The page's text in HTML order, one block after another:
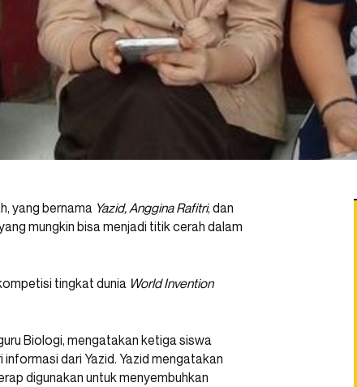
yang bernama Yazid, Anggina Rafitri, dan
mungkin bisa menjadi titik cerah dalam
tingkat dunia World Invention
Biologi, mengatakan ketiga siswa
dari Yazid. Yazid mengatakan
digunakan untuk menyembuhkan